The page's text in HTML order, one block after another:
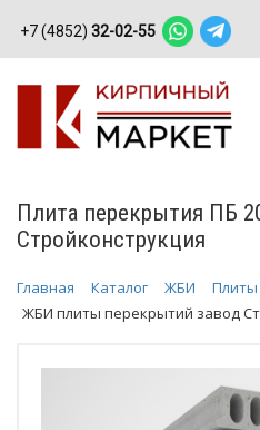
+7 (4852) 32-02-55
Плита перекрытия ПБ
Стройконструкция
Главная Каталог ЖБИ
ЖБИ плиты перекрытий завод